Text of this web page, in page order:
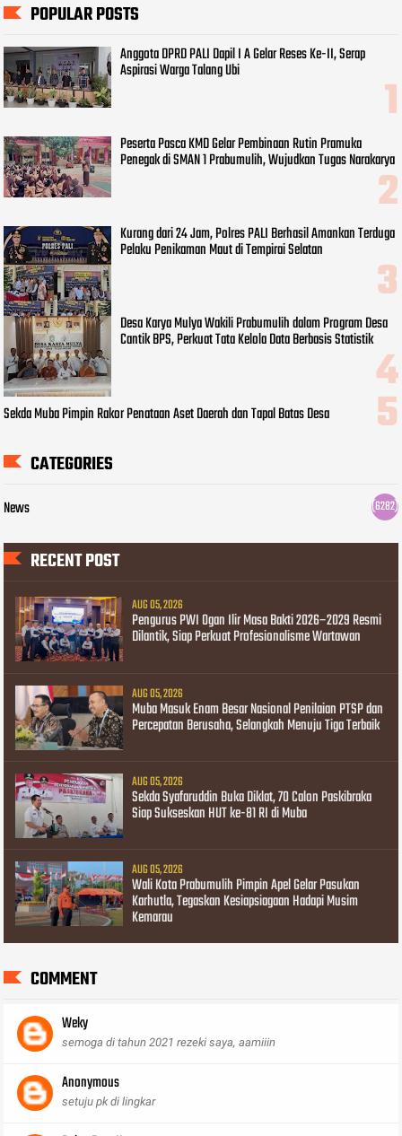
POPULAR POSTS
Anggota DPRD PALI Dapil I A Gelar Reses Ke-II, Serap
Aspirasi Warga Talang Ubi
Peserta Pasca KMD Gelar Pembinaan Rutin Pramuka
Penegak di SMAN 1 Prabumulih, Wujudkan Tugas Narakarya
Kurang dari 24 Jam, Polres PALI Berhasil Amankan Terduga
Pelaku Penikaman Maut di Tempirai Selatan
Desa Karya Mulya Wakili Prabumulih dalam Program Desa
Cantik BPS, Perkuat Tata Kelola Data Berbasis Statistik
Sekda Muba Pimpin Rakor Penataan Aset Daerah dan Tapal Batas Desa
CATEGORIES
News (6282)
RECENT POST
AUG 05, 2026
Pengurus PWI Ogan Ilir Masa Bakti 2026–2029 Resmi
Dilantik, Siap Perkuat Profesionalisme Wartawan
AUG 05, 2026
Muba Masuk Enam Besar Nasional Penilaian PTSP dan
Percepatan Berusaha, Selangkah Menuju Tiga Terbaik
AUG 05, 2026
Sekda Syafaruddin Buka Diklat, 70 Calon Paskibraka
Siap Sukseskan HUT ke-81 RI di Muba
AUG 05, 2026
Wali Kota Prabumulih Pimpin Apel Gelar Pasukan
Karhutla, Tegaskan Kesiapsiagaan Hadapi Musim
Kemarau
COMMENT
Weky
semoga di tahun 2021 rezeki saya, aamiiin
Anonymous
setuju pk di lingkar